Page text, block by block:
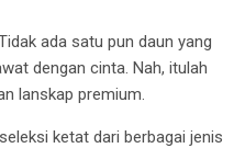
ada satu pun daun yang
dengan cinta. Nah, itulah
lanskap premium.
ketat dari berbagai jenis